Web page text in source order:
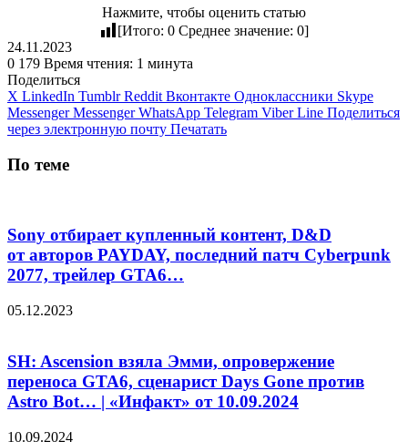
Нажмите, чтобы оценить статью
[Итого: 0 Среднее значение: 0]
24.11.2023
0 179 Время чтения: 1 минута
Поделиться
X LinkedIn Tumblr Reddit Вконтакте Одноклассники Skype
Messenger Messenger WhatsApp Telegram Viber Line Поделиться
через электронную почту Печатать
По теме
Sony отбирает купленный контент, D&D
от авторов PAYDAY, последний патч Cyberpunk
2077, трейлер GTA6…
05.12.2023
SH: Ascension взяла Эмми, опровержение
переноса GTA6, сценарист Days Gone против
Astro Bot… | «Инфакт» от 10.09.2024
10.09.2024